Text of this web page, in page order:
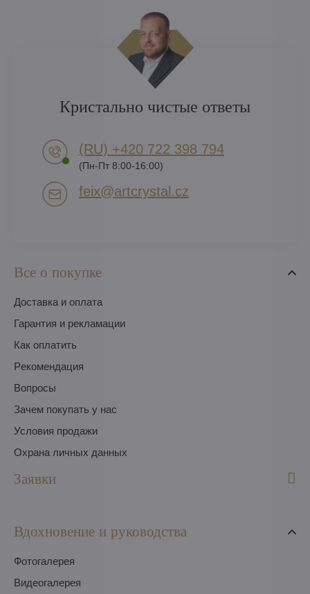
Все о покупке
Доставка и оплата
Гарантия и рекламации
Как оплатить
Pекомендация
Вопросы
Зачем покупать у нас
Условия продажи
Охрана личных данных
Заявки
Вдохновение и руководства
Фотогалерея
Видеогалерея
Кристально чистые ответы
(RU) +420 722 398 794​
(Пн-Пт 8:00-16:00)
feix​@artcrystal​.cz